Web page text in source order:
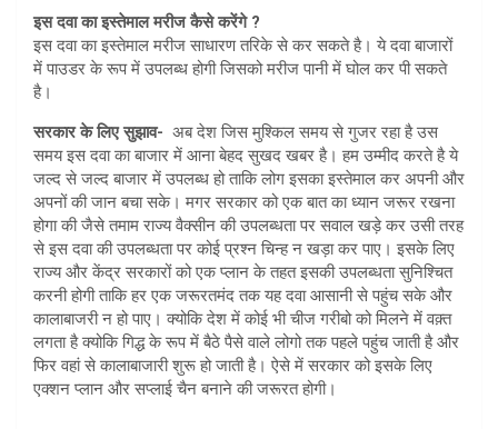
इस दवा का इस्तेमाल मरीज कैसे करेंगे ?
इस दवा का इस्तेमाल मरीज साधारण तरिके से कर सकते है। ये दवा बाजारों
में पाउडर के रूप में उपलब्ध होगी जिसको मरीज पानी में घोल कर पी सकते
है।
सरकार के लिए सुझाव- अब देश जिस मुश्किल समय से गुजर रहा है उस
समय इस दवा का बाजार में आना बेहद सुखद खबर है। हम उम्मीद करते है ये
जल्द से जल्द बाजार में उपलब्ध हो ताकि लोग इसका इस्तेमाल कर अपनी और
अपनों की जान बचा सके। मगर सरकार को एक बात का ध्यान जरूर रखना
होगा की जैसे तमाम राज्य वैक्सीन की उपलब्धता पर सवाल खड़े कर उसी तरह
से इस दवा की उपलब्धता पर कोई प्रश्न चिन्ह न खड़ा कर पाए। इसके लिए
राज्य और केंद्र सरकारों को एक प्लान के तहत इसकी उपलब्धता सुनिश्चित
करनी होगी ताकि हर एक जरूरतमंद तक यह दवा आसानी से पहुंच सके और
कालाबाजरी न हो पाए। क्योकि देश में कोई भी चीज गरीबो को मिलने में वक़्त
लगता है क्योकि गिद्ध के रूप में बैठे पैसे वाले लोगो तक पहले पहुंच जाती है और
फिर वहां से कालाबाजारी शुरू हो जाती है। ऐसे में सरकार को इसके लिए
एक्शन प्लान और सप्लाई चैन बनाने की जरूरत होगी।